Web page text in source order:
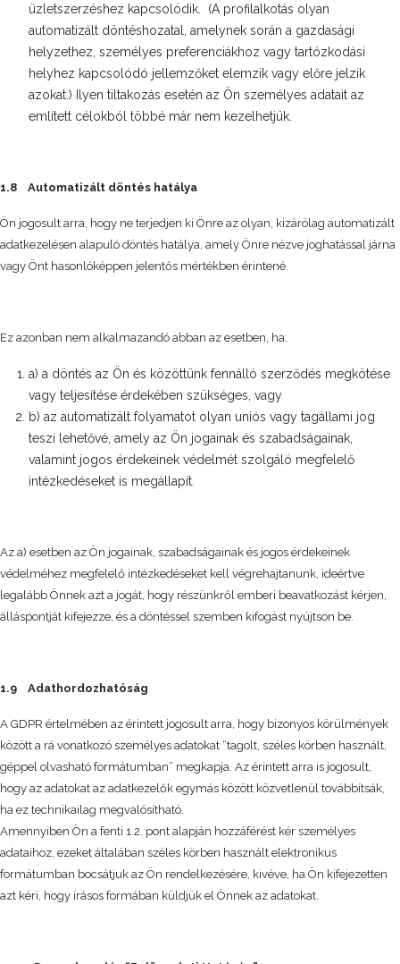
üzletszerzéshez kapcsolódik. (A profilalkotás olyan
automatizált döntéshozatal, amelynek során a gazdasági
helyzethez, személyes preferenciákhoz vagy tartózkodási
helyhez kapcsolódó jellemzőket elemzik vagy előre jelzik
azokat.) Ilyen tiltakozás esetén az Ön személyes adatait az
említett célokból többé már nem kezelhetjük.
1.8 Automatizált döntés hatálya
Ön jogosult arra, hogy ne terjedjen ki Önre az olyan, kizárólag automatizált
adatkezelésen alapuló döntés hatálya, amely Önre nézve joghatással járna
vagy Önt hasonlóképpen jelentős mértékben érintené.
Ez azonban nem alkalmazandó abban az esetben, ha:
a) a döntés az Ön és közöttünk fennálló szerződés megkötése
vagy teljesítése érdekében szükséges, vagy
b) az automatizált folyamatot olyan uniós vagy tagállami jog
teszi lehetővé, amely az Ön jogainak és szabadságainak,
valamint jogos érdekeinek védelmét szolgáló megfelelő
intézkedéseket is megállapít.
Az a) esetben az Ön jogainak, szabadságainak és jogos érdekeinek
védelméhez megfelelő intézkedéseket kell végrehajtanunk, ideértve
legalább Önnek azt a jogát, hogy részünkről emberi beavatkozást kérjen,
álláspontját kifejezze, és a döntéssel szemben kifogást nyújtson be.
1.9 Adathordozhatóság
A GDPR értelmében az érintett jogosult arra, hogy bizonyos körülmények
között a rá vonatkozó személyes adatokat “tagolt, széles körben használt,
géppel olvasható formátumban” megkapja. Az érintett arra is jogosult,
hogy az adatokat az adatkezelők egymás között közvetlenül továbbítsák,
ha ez technikailag megvalósítható.
Amennyiben Ön a fenti 1.2. pont alapján hozzáférést kér személyes
adataihoz, ezeket általában széles körben használt elektronikus
formátumban bocsátjuk az Ön rendelkezésére, kivéve, ha Ön kifejezetten
azt kéri, hogy írásos formában küldjük el Önnek az adatokat.